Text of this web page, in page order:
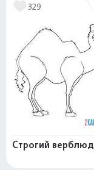
329
Строгий верблюд